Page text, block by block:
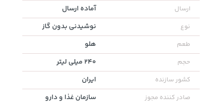
ارسال آماده ارسال
نوع نوشیدنی بدون گاز
طعم هلو
حجم 240 میلی لیتر
کشور سازنده ایران
صادر کننده مجوز سازمان غذا و دارو